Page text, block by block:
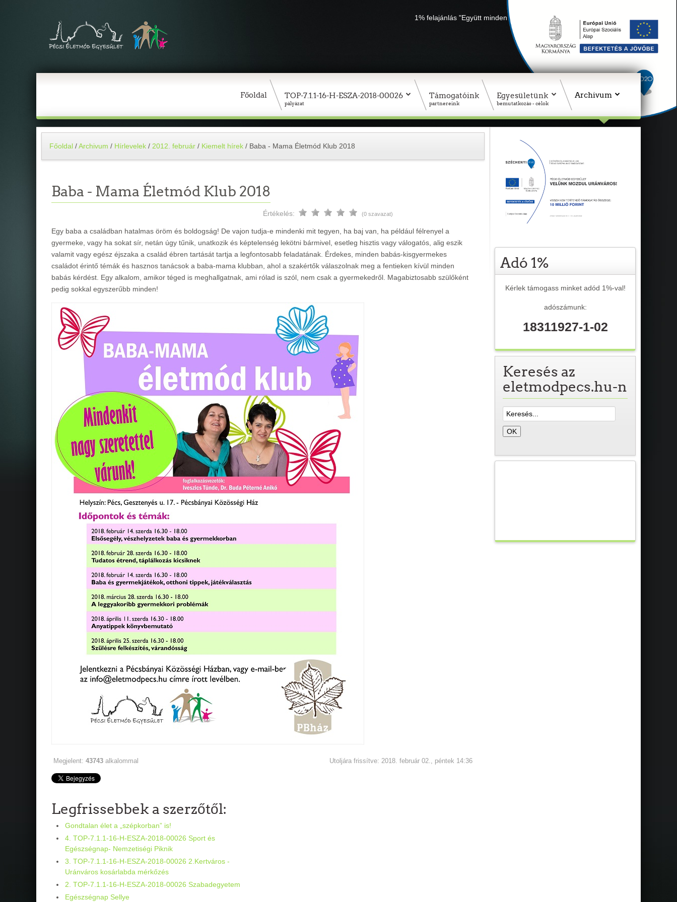
1% felajánlás "Együtt minden sikerül" Adószámunk: 18311927-1-02
Főoldal TOP-7.1.1-16-H-ESZA-2018-00026
pályázat
Támogatóink
partnereink
Egyesületünk
bemutatkozás - célok
Archivum
Főoldal /Archivum / Hírlevelek / 2012. február / Kiemelt hírek / Baba - Mama Életmód Klub 2018
Baba - Mama Életmód Klub 2018
Értékelés: (0 szavazat)
Egy baba a családban hatalmas öröm és boldogság! De vajon tudja-e mindenki mit tegyen, ha baj van, ha például félrenyel a
gyermeke, vagy ha sokat sír, netán úgy tűnik, unatkozik és képtelenség lekötni bármivel, esetleg hisztis vagy válogatós, alig eszik
valamit vagy egész éjszaka a család ébren tartását tartja a legfontosabb feladatának. Érdekes, minden babás-kisgyermekes
családot érintő témák és hasznos tanácsok a baba-mama klubban, ahol a szakértők válaszolnak meg a fentieken kívül minden
babás kérdést. Egy alkalom, amikor téged is meghallgatnak, ami rólad is szól, nem csak a gyermekedről. Magabiztosabb szülőként
pedig sokkal egyszerűbb minden!
Megjelent: 43743 alkalommal Utoljára frissítve: 2018. február 02., péntek 14:36
Legfrissebbek a szerzőtől:
Gondtalan élet a „szépkorban” is!
4. TOP-7.1.1-16-H-ESZA-2018-00026 Sport és
Egészségnap- Nemzetiségi Piknik
3. TOP-7.1.1-16-H-ESZA-2018-00026 2.Kertváros -
Uránváros kosárlabda mérkőzés
2. TOP-7.1.1-16-H-ESZA-2018-00026 Szabadegyetem
Egészségnap Sellye
Adó 1%
Kérlek támogass minket adód 1%-val!
adószámunk:
18311927-1-02
Keresés az
eletmodpecs.hu-n